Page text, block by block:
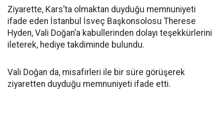
Ziyarette, Kars’ta olmaktan duyduğu memnuniyeti
ifade eden İstanbul İsveç Başkonsolosu Therese
Hyden, Vali Doğan’a kabullerinden dolayı teşekkürlerini
ileterek, hediye takdiminde bulundu.
Vali Doğan da, misafirleri ile bir süre görüşerek
ziyaretten duyduğu memnuniyeti ifade etti.